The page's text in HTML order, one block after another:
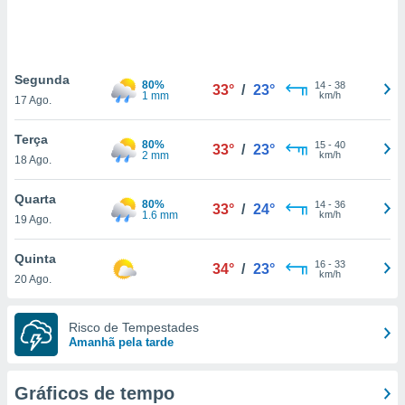
nós e
únicos
para
e
este sitio
IP e
possam
com
Segunda
17 Ago.
80%
1 mm
33° / 23° 14- 38
km/h
Terça
18 Ago.
80%
2 mm
33° / 23° 15- 40
km/h
Quarta
19 Ago.
80%
1.6 mm
33° / 24° 14- 36
km/h
Quinta
20 Ago.
34° / 23° 16- 33
km/h
Risco de Tempestades
Amanhã pela tarde
Gráficos de tempo